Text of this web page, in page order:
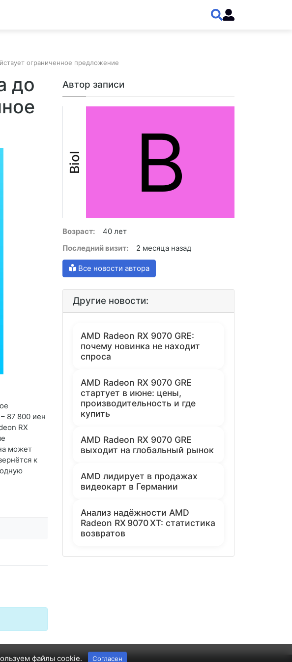
ограниченное предложение
до
87 800 иен
RX
может
к
Автор записи
Biol B
Возраст:
40 лет
Последний визит:
2 месяца назад
Все новости автора
Другие новости:
AMD Radeon RX 9070 GRE:
почему новинка не находит
спроса
AMD Radeon RX 9070 GRE
стартует в июне: цены,
производительность и где
купить
AMD Radeon RX 9070 GRE
выходит на глобальный рынок
AMD лидирует в продажах
видеокарт в Германии
Анализ надёжности AMD
Radeon RX 9070 XT: статистика
возвратов
файлы cookie. Согласен